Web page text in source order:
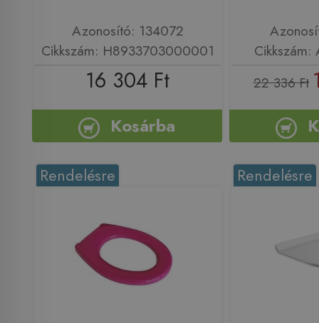
Azonosító: 134072
Cikkszám: H8933703000001
16 304 Ft
Kosárba
22 336 Ft
Rendelésre Rendelésre